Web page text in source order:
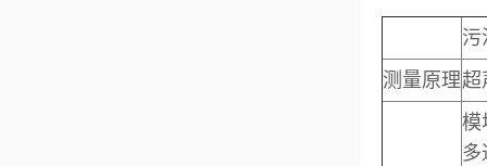
污
测量原理超
模
多